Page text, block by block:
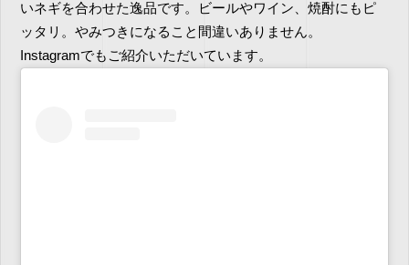
いネギを合わせた逸品です。ビールやワイン、焼酎にもピ
ッタリ。やみつきになること間違いありません。
Instagramでもご紹介いただいています。